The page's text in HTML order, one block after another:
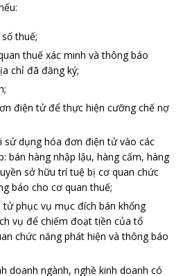
thuế;
thuế xác minh và thông báo
chỉ đã đăng ký;
điện tử để thực hiện cưỡng chế nợ
sử dụng hóa đơn điện tử vào các
bán hàng nhập lậu, hàng cấm, hàng
sở hữu trí tuệ bị cơ quan chức
báo cho cơ quan thuế;
phục vụ mục đích bán khống
vụ để chiếm đoạt tiền của tổ
chức năng phát hiện và thông báo
doanh ngành, nghề kinh doanh có